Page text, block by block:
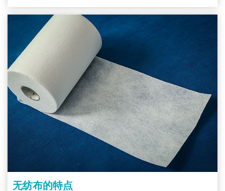
产厂家带大家了解下水刺无纺布的特点。"
无纺布的特点